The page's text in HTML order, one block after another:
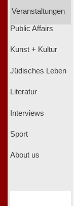
Veranstaltungen
Public Affairs
Kunst + Kultur
Jüdisches Leben
Literatur
Interviews
Sport
About us